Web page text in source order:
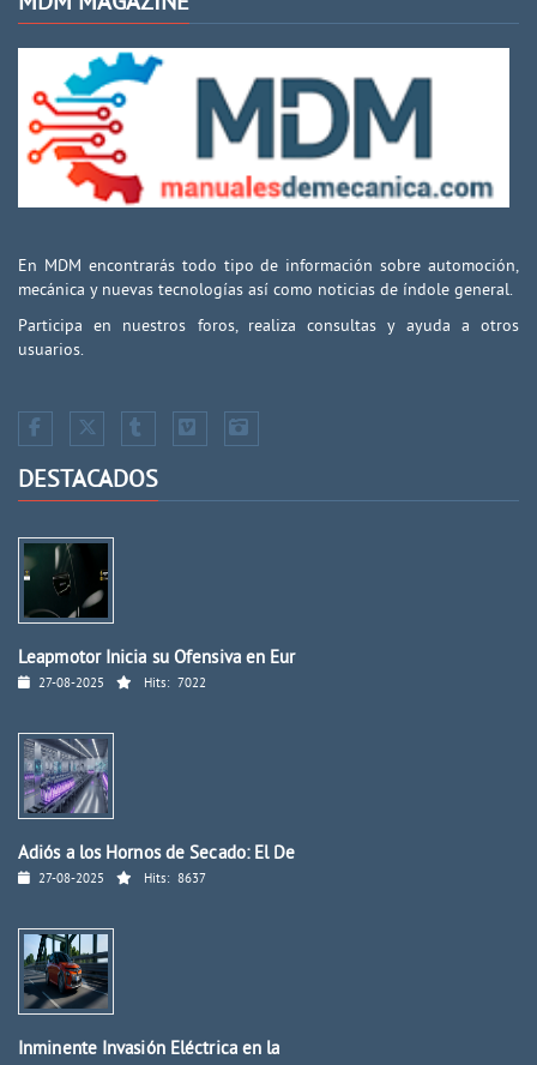
En MDM encontrarás todo tipo de información sobre automoción,
mecánica y nuevas tecnologías así como noticias de índole general.
Participa en nuestros foros, realiza consultas y ayuda a otros
usuarios.
DESTACADOS
Leapmotor Inicia su Ofensiva en Eur
27-08-2025 Hits: 7022
Adiós a los Hornos de Secado: El De
27-08-2025 Hits: 8637
Inminente Invasión Eléctrica en la